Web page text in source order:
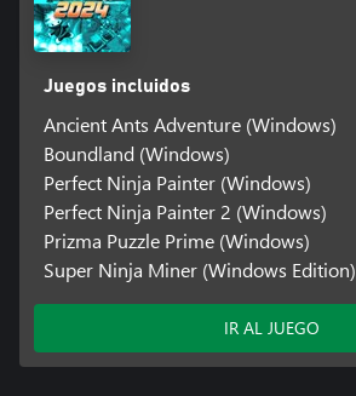
Juegos incluidos
Ancient Ants Adventure (Windows)
Boundland (Windows)
Perfect Ninja Painter (Windows)
Perfect Ninja Painter 2 (Windows)
Prizma Puzzle Prime (Windows)
Super Ninja Miner (Windows Edition)
IR AL JUEGO